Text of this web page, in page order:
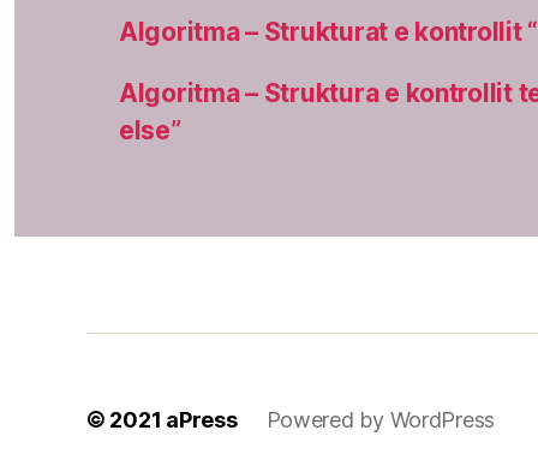
Algoritma – Strukturat e kontrollit
Algoritma – Struktura e kontrollit
else”
© 2021 aPress Powered by WordPress